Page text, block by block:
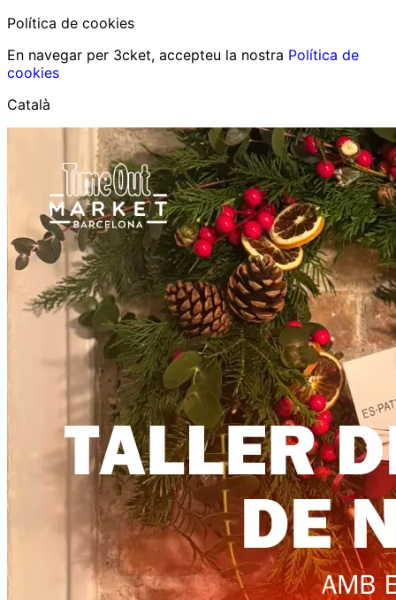
Política de cookies
En navegar per 3cket, accepteu la nostra Política de
cookies
Català